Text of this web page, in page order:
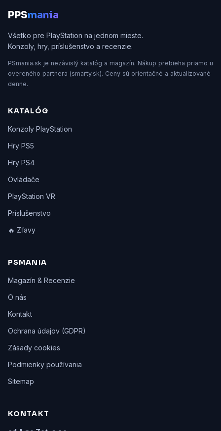
PPSmania
Všetko pre PlayStation na jednom mieste.
Konzoly, hry, príslušenstvo a recenzie.
PSmania.sk je nezávislý katalóg a magazín. Nákup prebieha priamo u
overeného partnera (smarty.sk). Ceny sú orientačné a aktualizované
denne.
KATALÓG
Konzoly PlayStation
Hry PS5
Hry PS4
Ovládače
PlayStation VR
Príslušenstvo
🔥 Zľavy
PSMANIA
Magazín & Recenzie
O nás
Kontakt
Ochrana údajov (GDPR)
Zásady cookies
Podmienky používania
Sitemap
KONTAKT